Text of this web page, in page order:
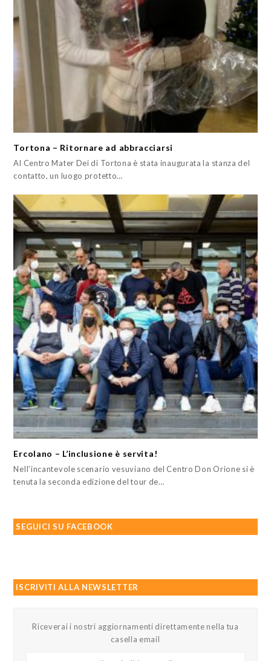
Tortona – Ritornare ad abbracciarsi
Al Centro Mater Dei di Tortona è stata inaugurata la stanza del
contatto, un luogo protetto…
Ercolano – L’inclusione è servita!
Nell’incantevole scenario vesuviano del Centro Don Orione si è
tenuta la seconda edizione del tour de…
SEGUICI SU FACEBOOK
ISCRIVITI ALLA NEWSLETTER
Riceverai i nostri aggiornamenti direttamente nella tua
casella email